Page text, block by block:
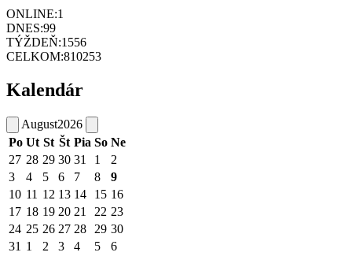
ONLINE:1
DNES:99
TÝŽDEŇ:1556
CELKOM:810253
Kalendár
August2026
Po Ut St Št Pia So Ne
27 28 29 30 31 1
2
3
4 5 6 7 8
9
10 11 12 13 14 15 16
17 18 19 20 21 22 23
24 25 26 27 28 29 30
31 1 2 3 4 5 6